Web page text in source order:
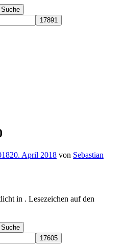
20. April 2018 von Sebastian
in . Lesezeichen auf den